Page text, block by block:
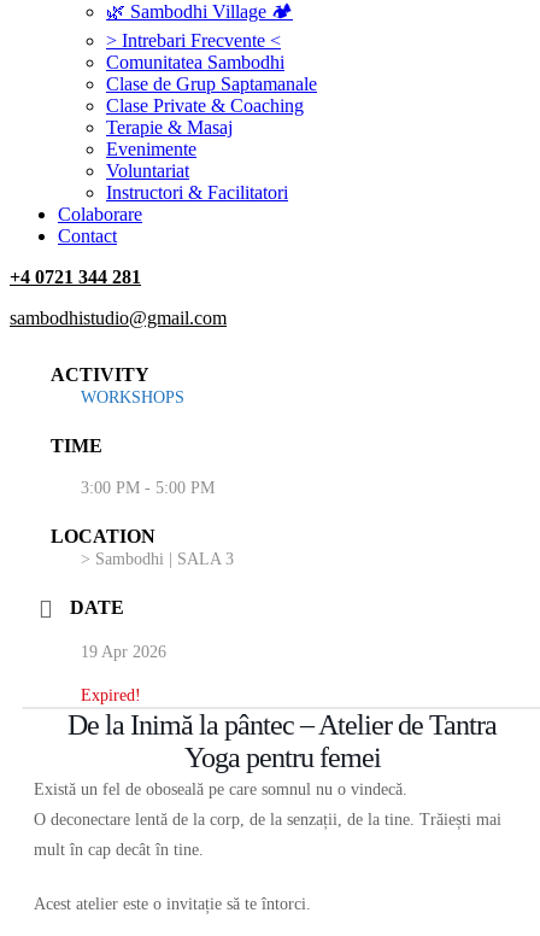
🌿 Sambodhi Village 🏕️
> Intrebari Frecvente <
Comunitatea Sambodhi
Clase de Grup Saptamanale
Clase Private & Coaching
Terapie & Masaj
‎Evenimente
Voluntariat
‏‏‎Instructori & Facilitatori
Colaborare
Contact
+4 0721 344 281
sambodhistudio@gmail.com
ACTIVITY
WORKSHOPS
TIME
3:00 PM - 5:00 PM
LOCATION
> Sambodhi | SALA 3
DATE
19 Apr 2026
Expired!
De la Inimă la pântec – Atelier de Tantra
Yoga pentru femei
Există un fel de oboseală pe care somnul nu o vindecă.
O deconectare lentă de la corp, de la senzații, de la tine. Trăiești mai
mult în cap decât în tine.
Acest atelier este o invitație să te întorci.